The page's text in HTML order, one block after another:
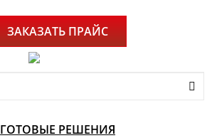
ЗАКАЗАТЬ ПРАЙС
ГОТОВЫЕ РЕШЕНИЯ